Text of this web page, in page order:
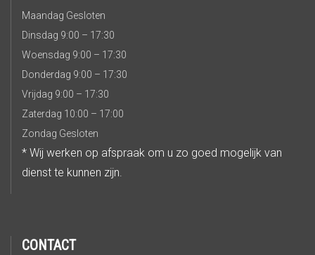
Maandag Gesloten
Dinsdag 9:00 – 17:30
Woensdag 9:00 – 17:30
Donderdag 9:00 – 17:30
Vrijdag 9:00 – 17:30
Zaterdag 10:00 – 17:00
Zondag Gesloten
* Wij werken op afspraak om u zo goed mogelijk van
dienst te kunnen zijn.
CONTACT